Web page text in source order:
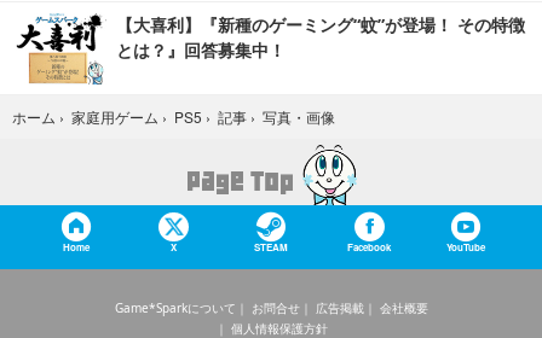
【大喜利】『新種のゲーミング“蚊”が登場！ その特徴
とは？』回答募集中！
ホーム › 家庭用ゲーム › PS5 › 記事 › 写真・画像
Home X STEAM Facebook YouTube
Game*Sparkについて お問合せ 広告掲載
会社概要
個人情報保護方針